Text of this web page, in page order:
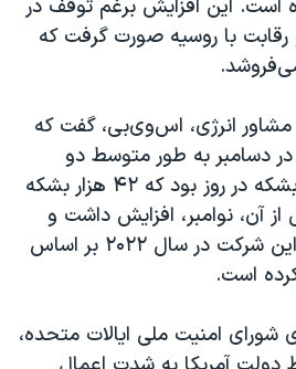
۲۰۱۹ رسیده است. این افزایش برغم توقف در
رقابت با روسیه صورت گرفت که
مشاور انرژی، اس‌وی‌بی، گفت که
دسامبر به طور متوسط دو
میلیون و دویست هزار بشکه در روز بود که ۴۲ هزار بشکه
آن، نوامبر، افزایش داشت و
بالاترین رقمی است که این شرکت در سال ۲۰۲۲ بر اساس
است.
امنیت ملی ایالات متحده،